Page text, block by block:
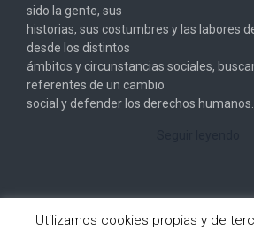
sido la gente, sus
historias, sus costumbres y las labores
desde los distintos
ámbitos y circunstancias sociales,
referentes de un cambio
social y defender los derechos humanos.
Utilizamos cookies propias y de